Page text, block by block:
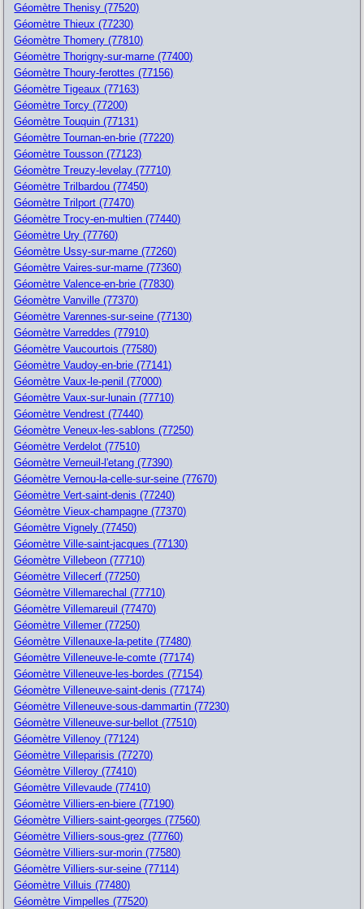
Géomètre Thenisy (77520)
Géomètre Thieux (77230)
Géomètre Thomery (77810)
Géomètre Thorigny-sur-marne (77400)
Géomètre Thoury-ferottes (77156)
Géomètre Tigeaux (77163)
Géomètre Torcy (77200)
Géomètre Touquin (77131)
Géomètre Tournan-en-brie (77220)
Géomètre Tousson (77123)
Géomètre Treuzy-levelay (77710)
Géomètre Trilbardou (77450)
Géomètre Trilport (77470)
Géomètre Trocy-en-multien (77440)
Géomètre Ury (77760)
Géomètre Ussy-sur-marne (77260)
Géomètre Vaires-sur-marne (77360)
Géomètre Valence-en-brie (77830)
Géomètre Vanville (77370)
Géomètre Varennes-sur-seine (77130)
Géomètre Varreddes (77910)
Géomètre Vaucourtois (77580)
Géomètre Vaudoy-en-brie (77141)
Géomètre Vaux-le-penil (77000)
Géomètre Vaux-sur-lunain (77710)
Géomètre Vendrest (77440)
Géomètre Veneux-les-sablons (77250)
Géomètre Verdelot (77510)
Géomètre Verneuil-l'etang (77390)
Géomètre Vernou-la-celle-sur-seine (77670)
Géomètre Vert-saint-denis (77240)
Géomètre Vieux-champagne (77370)
Géomètre Vignely (77450)
Géomètre Ville-saint-jacques (77130)
Géomètre Villebeon (77710)
Géomètre Villecerf (77250)
Géomètre Villemarechal (77710)
Géomètre Villemareuil (77470)
Géomètre Villemer (77250)
Géomètre Villenauxe-la-petite (77480)
Géomètre Villeneuve-le-comte (77174)
Géomètre Villeneuve-les-bordes (77154)
Géomètre Villeneuve-saint-denis (77174)
Géomètre Villeneuve-sous-dammartin (77230)
Géomètre Villeneuve-sur-bellot (77510)
Géomètre Villenoy (77124)
Géomètre Villeparisis (77270)
Géomètre Villeroy (77410)
Géomètre Villevaude (77410)
Géomètre Villiers-en-biere (77190)
Géomètre Villiers-saint-georges (77560)
Géomètre Villiers-sous-grez (77760)
Géomètre Villiers-sur-morin (77580)
Géomètre Villiers-sur-seine (77114)
Géomètre Villuis (77480)
Géomètre Vimpelles (77520)